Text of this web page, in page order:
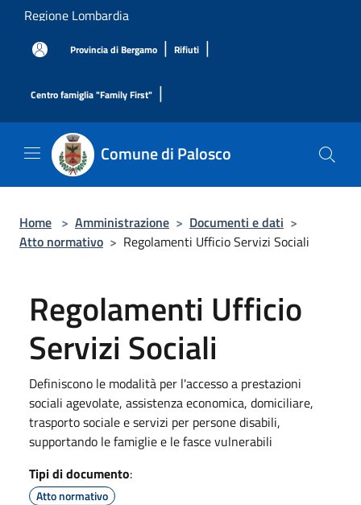
Salta al contenuto principale
Regione Lombardia
Provincia di Bergamo | Rifiuti |
Centro famiglia "Family First" |
Comune di Palosco
Home > Amministrazione > Documenti e dati >
Atto normativo > Regolamenti Ufficio Servizi Sociali
Regolamenti Ufficio
Servizi Sociali
Definiscono le modalità per l'accesso a prestazioni
sociali agevolate, assistenza economica, domiciliare,
trasporto sociale e servizi per persone disabili,
supportando le famiglie e le fasce vulnerabili
Tipi di documento:
Atto normativo